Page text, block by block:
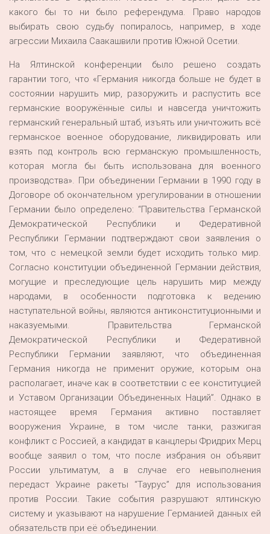
какого бы то ни было референдума. Право народов
выбирать свою судьбу попиралось, например, в ходе
агрессии Михаила Саакашвили против Южной Осетии.
На Ялтинской конференции было решено создать
гарантии того, что «Германия никогда больше не будет в
состоянии нарушить мир, разоружить и распустить все
германские вооружённые силы и навсегда уничтожить
германский генеральный штаб, изъять или уничтожить всё
германское военное оборудование, ликвидировать или
взять под контроль всю германскую промышленность,
которая могла бы быть использована для военного
производства». При объединении Германии в 1990 году в
Договоре об окончательном урегулировании в отношении
Германии было определено: “Правительства Германской
Демократической Республики и Федеративной
Республики Германии подтверждают свои заявления о
том, что с немецкой земли будет исходить только мир.
Согласно конституции объединенной Германии действия,
могущие и преследующие цель нарушить мир между
народами, в особенности подготовка к ведению
наступательной войны, являются антиконституционными и
наказуемыми. Правительства Германской
Демократической Республики и Федеративной
Республики Германии заявляют, что объединенная
Германия никогда не применит оружие, которым она
располагает, иначе как в соответствии с ее конституцией
и Уставом Организации Объединенных Наций”. Однако в
настоящее время Германия активно поставляет
вооружения Украине, в том числе танки, разжигая
конфликт с Россией, а кандидат в канцлеры Фридрих Мерц
вообще заявил о том, что после избрания он объявит
России ультиматум, а в случае его невыполнения
передаст Украине ракеты “Таурус” для использования
против России. Такие события разрушают ялтинскую
систему и указывают на нарушение Германией данных ей
обязательств при её объединении.